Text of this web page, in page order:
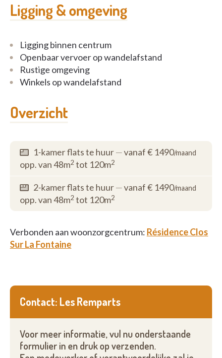
Ligging & omgeving
Ligging binnen centrum
Openbaar vervoer op wandelafstand
Rustige omgeving
Winkels op wandelafstand
Overzicht
1-kamer flats te huur—vanaf € 1490/maand
opp. van 48m2 tot 120m2
2-kamer flats te huur—vanaf € 1490/maand
opp. van 48m2 tot 120m2
Verbonden aan woonzorgcentrum: Résidence Clos
Sur La Fontaine
Contact: Les Remparts
Voor meer informatie, vul nu onderstaande
formulier in en druk op verzenden.